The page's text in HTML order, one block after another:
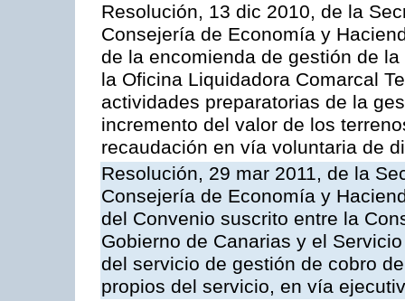
Resolución, 13 dic 2010, de la
Consejería de Economía y
de la encomienda de gestión de
la Oficina Liquidadora Comarcal
actividades preparatorias de la
incremento del valor de los
recaudación en vía voluntaria de
Resolución, 29 mar 2011, de la
Consejería de Economía y
del Convenio suscrito entre la
Gobierno de Canarias y el
del servicio de gestión de cobro
propios del servicio, en vía